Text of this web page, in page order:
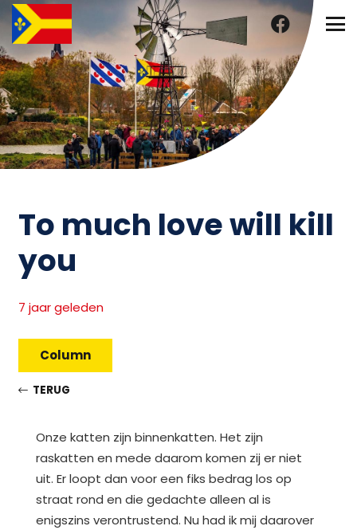
To much love will kill
you
7 jaar geleden
Column
TERUG
Onze katten zijn binnenkatten. Het zijn
raskatten en mede daarom komen zij er niet
uit. Er loopt dan voor een fiks bedrag los op
straat rond en die gedachte alleen al is
enigszins verontrustend. Nu had ik mij daarover